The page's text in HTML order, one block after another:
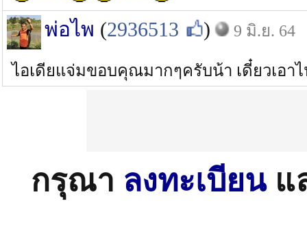
พ่อไพ (2936513 ) 9 มิ.ย. 64
ไอเดียแจ่มขอบคุณมากๆครับน้า เดี๋ยวเอา
กรุณา ลงทะเบียนแ